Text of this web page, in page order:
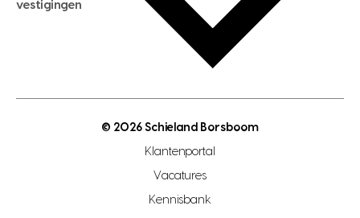
hypotheek bespaarcheck
gratis zoekprofiel aanmaken
open woningwaarde dag
vestigingen
makelaar regio zoetermeer
hypotheekshop regio den haag
© 2026 Schieland Borsboom
Klantenportal
Vacatures
Kennisbank